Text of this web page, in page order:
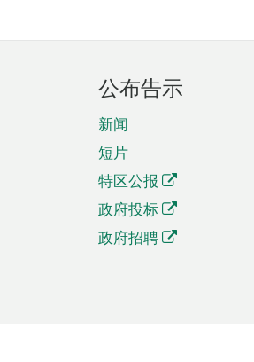
公布告示
新闻
短片
特区公报
政府投标
政府招聘